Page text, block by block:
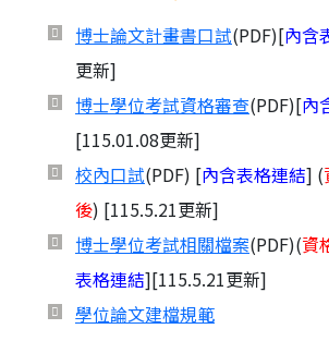
博士論文計畫書口試(PDF)[內含
更新]
博士學位考試資格審查(PDF)[內
[115.01.08更新]
校內口試(PDF) [內含表格連結] (
後) [115.5.21更新]
博士學位考試相關檔案(PDF)(資
表格連結][115.5.21更新]
學位論文建檔規範